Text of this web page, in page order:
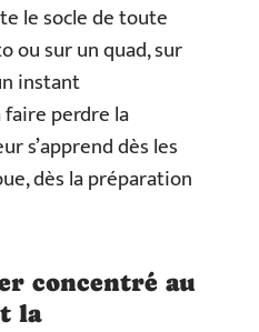
le socle de toute
ou sur un quad, sur
instant
perdre la
s’apprend dès les
dès la préparation
concentré au
la